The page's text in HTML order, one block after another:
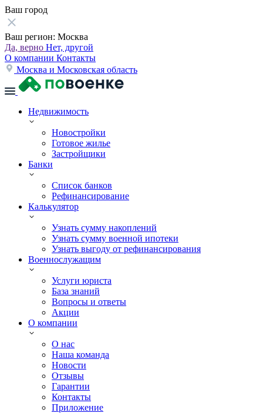
Ваш город
Ваш регион: Москва
Да, верно Нет, другой
О компании Контакты
Москва и Московская область
Недвижимость
Новостройки
Готовое жилье
Застройщики
Банки
Список банков
Рефинансирование
Калькулятор
Узнать сумму накоплений
Узнать сумму военной ипотеки
Узнать выгоду от рефинансирования
Военнослужащим
Услуги юриста
База знаний
Вопросы и ответы
Акции
О компании
О нас
Наша команда
Новости
Отзывы
Гарантии
Контакты
Приложение